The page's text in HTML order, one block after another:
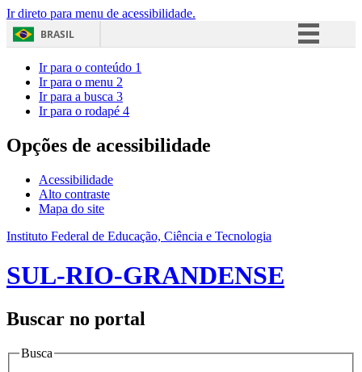
Ir direto para menu de acessibilidade.
BRASIL
Acesso à informação
Ir para o conteúdo 1
Ir para o menu 2
Ir para a busca 3
Ir para o rodapé 4
Opções de acessibilidade
Acessibilidade
Alto contraste
Mapa do site
Instituto Federal de Educação, Ciência e Tecnologia
SUL-RIO-GRANDENSE
Buscar no portal
Busca